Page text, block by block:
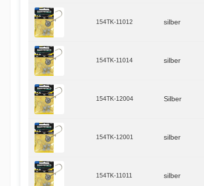
154TK-11012 silber
154TK-11014 silber
154TK-12004 Silber
154TK-12001 silber
154TK-11011 silber